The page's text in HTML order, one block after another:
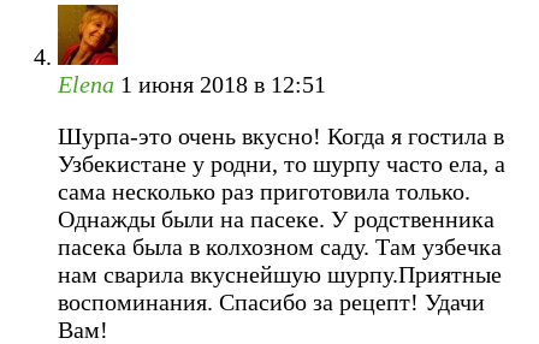
Еlena 1 июня 2018 в 12:51
Шурпа-это очень вкусно! Когда я гостила в
Узбекистане у родни, то шурпу часто ела, а
сама несколько раз приготовила только.
Однажды были на пасеке. У родственника
пасека была в колхозном саду. Там узбечка
нам сварила вкуснейшую шурпу.Приятные
воспоминания. Спасибо за рецепт! Удачи
Вам!